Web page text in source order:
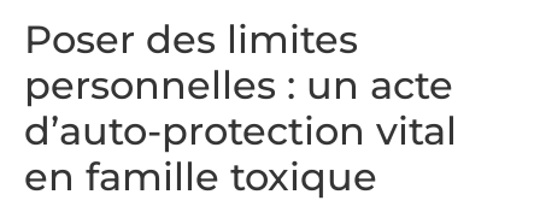
Poser des limites
personnelles : un acte
d’auto-protection vital
en famille toxique